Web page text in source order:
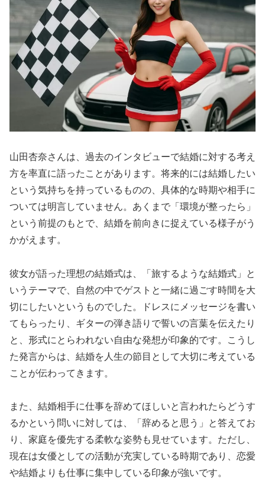
山田杏奈さんは、過去のインタビューで結婚に対する考え
方を率直に語ったことがあります。将来的には結婚したい
という気持ちを持っているものの、具体的な時期や相手に
ついては明言していません。あくまで「環境が整ったら」
という前提のもとで、結婚を前向きに捉えている様子がう
かがえます。
彼女が語った理想の結婚式は、「旅するような結婚式」と
いうテーマで、自然の中でゲストと一緒に過ごす時間を大
切にしたいというものでした。ドレスにメッセージを書い
てもらったり、ギターの弾き語りで誓いの言葉を伝えたり
と、形式にとらわれない自由な発想が印象的です。こうし
た発言からは、結婚を人生の節目として大切に考えている
ことが伝わってきます。
また、結婚相手に仕事を辞めてほしいと言われたらどうす
るかという問いに対しては、「辞めると思う」と答えてお
り、家庭を優先する柔軟な姿勢も見せています。ただし、
現在は女優としての活動が充実している時期であり、恋愛
や結婚よりも仕事に集中している印象が強いです。